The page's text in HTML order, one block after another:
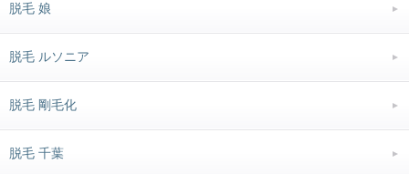
脱毛 娘
脱毛 ルソニア
脱毛 剛毛化
脱毛 千葉